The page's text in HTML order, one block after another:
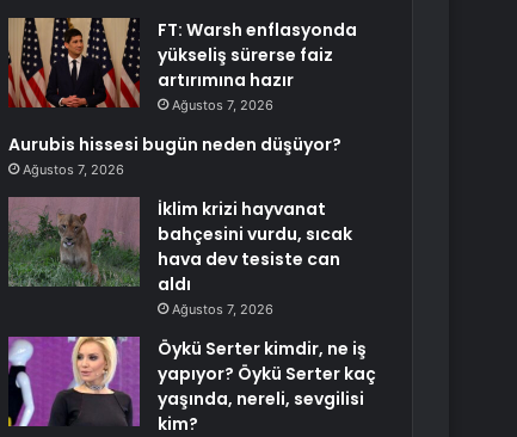
FT: Warsh enflasyonda
yükseliş sürerse faiz
artırımına hazır
Ağustos 7, 2026
Aurubis hissesi bugün neden düşüyor?
Ağustos 7, 2026
İklim krizi hayvanat
bahçesini vurdu, sıcak
hava dev tesiste can
aldı
Ağustos 7, 2026
Öykü Serter kimdir, ne iş
yapıyor? Öykü Serter kaç
yaşında, nereli, sevgilisi
kim?